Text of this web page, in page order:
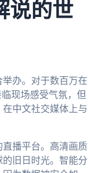
说的世
办。对于数百万在
现场感受气氛，但
中文社交媒体上与
播平台。高清画质
旧日时光。智能分